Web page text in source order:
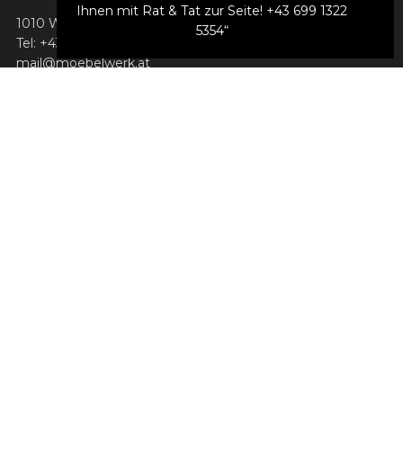
1010 Wien, Salztorgasse 2
Tel: +43 699 1322 5354
mail@moebelwerk.at
Ihnen mit Rat & Tat zur Seite! +43 699 1322
5354“